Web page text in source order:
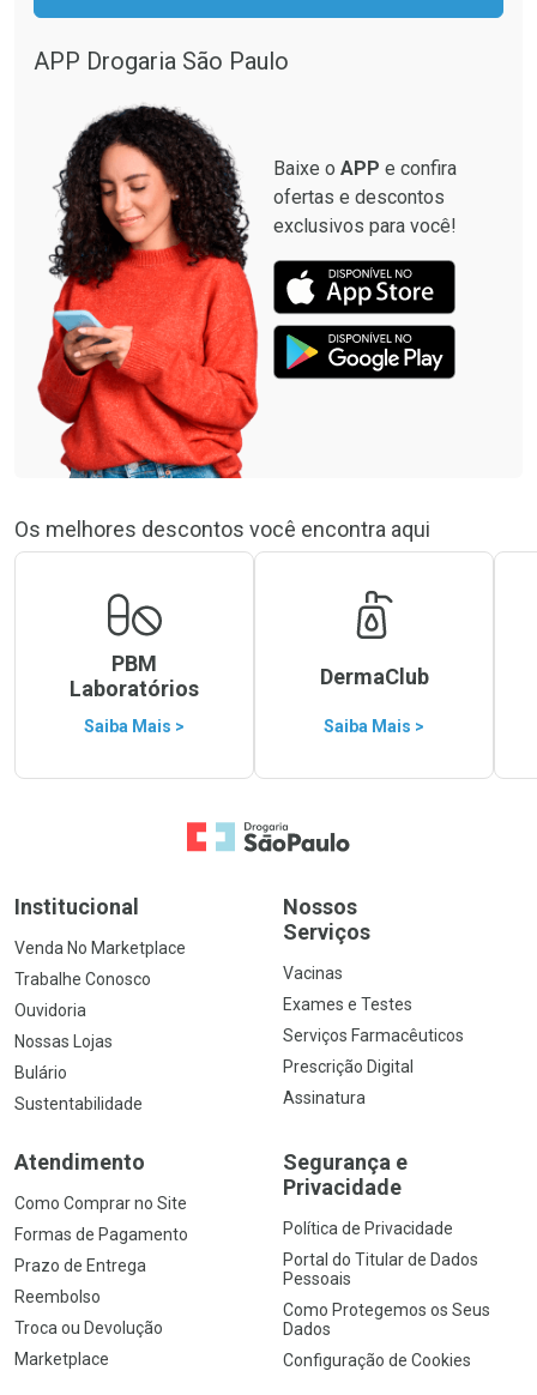
APP Drogaria São Paulo
Baixe o APP e confira
ofertas e descontos
exclusivos para você!
Os melhores descontos você encontra aqui
PBM
Laboratórios
Saiba Mais >
DermaClub
Saiba Mais >
Ir para a Home
Institucional
Venda No Marketplace
Trabalhe Conosco
Ouvidoria
Nossas Lojas
Bulário
Sustentabilidade
Nossos
Serviços
Vacinas
Exames e Testes
Serviços Farmacêuticos
Prescrição Digital
Assinatura
Atendimento
Como Comprar no Site
Formas de Pagamento
Prazo de Entrega
Reembolso
Troca ou Devolução
Marketplace
Segurança e
Privacidade
Política de Privacidade
Portal do Titular de Dados
Pessoais
Como Protegemos os Seus
Dados
Configuração de Cookies